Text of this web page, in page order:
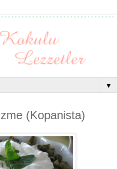
▼
(Kopanista)